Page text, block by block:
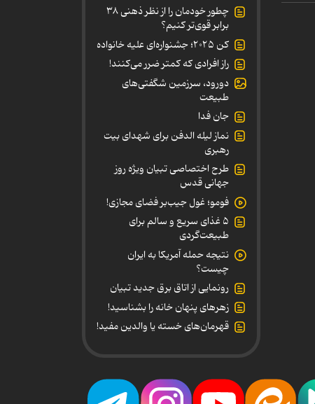
چطور خودمان را از نظر ذهنی ۳۸
برابر قوی‌تر کنیم؟
کن ۲۰۲۵؛ جشنواره‌ای علیه خانواده
راز افرادی که کمتر ضرر می‌کنند!
دورود، سرزمین شگفتی‌های
طبیعت
جان فدا
نماز لیله الدفن برای شهدای بیت
رهبری
طرح اختصاصی تبیان ویژه روز
جهانی قدس
فومو؛ غول جیب‌بر فضای مجازی!
۵ غذای سریع و سالم برای
طبیعت‌گردی
نتیجه حمله آمریکا به ایران
چیست؟
رونمایی از اتاق برق جدید تبیان
زهرهای پنهان خانه را بشناسید!
قهرمان‌های خسته یا والدین مفید!